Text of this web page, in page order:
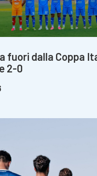
fuori dalla Coppa
2-0